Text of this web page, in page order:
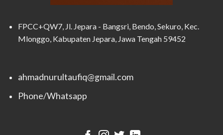
FPCC+QW7, Jl. Jepara - Bangsri, Bendo, Sekuro, Kec.
Mlonggo, Kabupaten Jepara, Jawa Tengah 59452
ahmadnurultaufiq@gmail.com
Phone/Whatsapp